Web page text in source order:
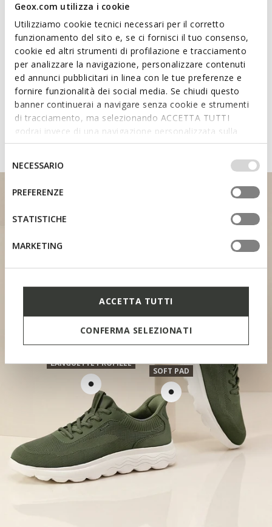
Geox.com utilizza i cookie
Utilizziamo cookie tecnici necessari per il corretto
funzionamento del sito e, se ci fornisci il tuo consenso,
cookie ed altri strumenti di profilazione e tracciamento
per analizzare la navigazione, personalizzare contenuti
ed annunci pubblicitari in linea con le tue preferenze e
fornire funzionalità dei social media. Se chiudi questo
banner continuerai a navigare senza cookie e strumenti
di tracciamento, ma selezionando ACCETTA TUTTI
godrai invece di una navigazione personalizzata sulla
base dei tuoi gusti ed interessi. Selezionando
IMPOSTAZIONI potrai anche scegliere quali cookies ed
altri strumenti di tracciamento autorizzare. Per maggiori
informazioni o per modificare in qualsiasi momento le
tue impostazioni, visita la nostra
del
consenso
NECESSARIO
PREFERENZE
STATISTICHE
MARKETING
ACCETTA TUTTI
CONFERMA SELEZIONATI
Matériaux
Technologies
Découvrez les caractéristiques
des chaussures dotées du Fast In
System
SOFT PAD
LANGUETTE PROFILÉE